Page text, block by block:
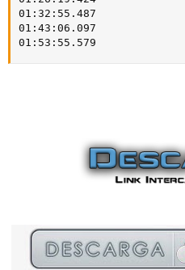
01:32:55.487
01:43:06.097
01:53:55.579